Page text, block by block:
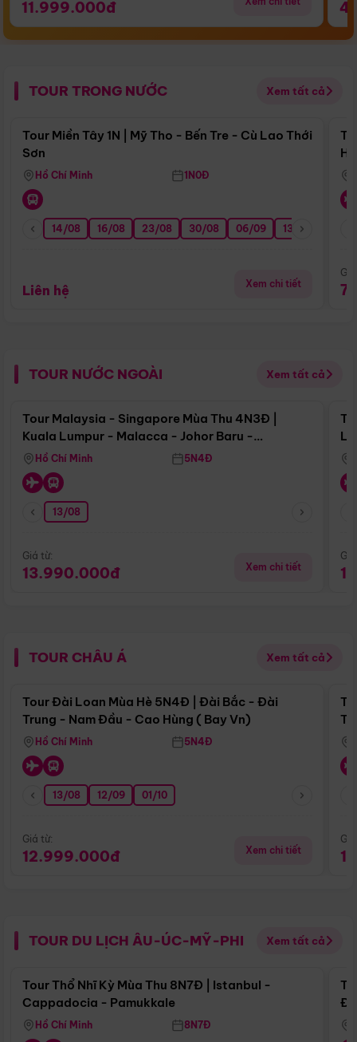
11.999.000đ
TOUR TRONG NƯỚC Xem tất cả
Điểm nổi bật
Tour Miền Tây 1N | Mỹ Tho - Bến Tre - Cù Lao Thới
Sơn
Hồ Chí Minh 1N0Đ
14/08 16/08 23/08 30/08 06/09 13/09
Liên hệ Xem chi tiết
TOUR NƯỚC NGOÀI Xem tất cả
Điểm nổi bật
Tour Malaysia - Singapore Mùa Thu 4N3Đ |
Kuala Lumpur - Malacca - Johor Baru -
Singapore
Hồ Chí Minh 5N4Đ
13/08
Giá từ:
13.990.000đ Xem chi tiết
TOUR CHÂU Á Xem tất cả
Điểm nổi bật
Tour Đài Loan Mùa Hè 5N4Đ | Đài Bắc - Đài
Trung - Nam Đầu - Cao Hùng ( Bay Vn)
Hồ Chí Minh 5N4Đ
13/08 12/09 01/10
Giá từ:
12.999.000đ Xem chi tiết
TOUR DU LỊCH ÂU-ÚC-MỸ-PHI Xem tất cả
Điểm nổi bật
Tour Thổ Nhĩ Kỳ Mùa Thu 8N7Đ | Istanbul -
Cappadocia - Pamukkale
Hồ Chí Minh 8N7Đ